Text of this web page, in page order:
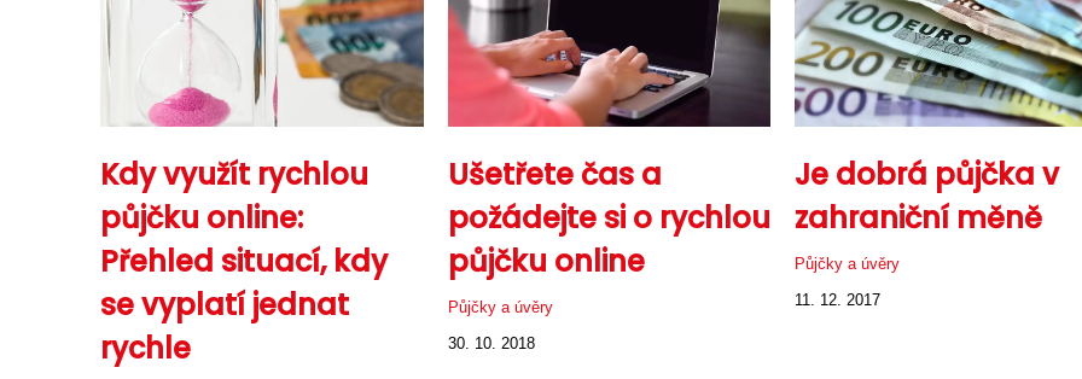
Kdy využít rychlou
půjčku online:
Přehled situací, kdy
se vyplatí jednat
rychle
Ušetřete čas a
požádejte si o rychlou
půjčku online
Půjčky a úvěry
30. 10. 2018
Je dobrá půjčka v
zahraniční měně
Půjčky a úvěry
11. 12. 2017